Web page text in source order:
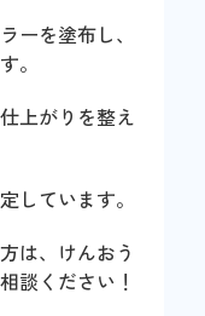
ーを塗布し、
。
上がりを整え
しています。
は、けんおう
談ください！